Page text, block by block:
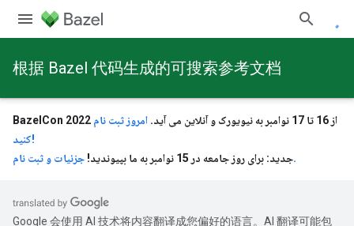
根据 Bazel 代码生成的可搜索参考文档
BazelCon 2022 از 16 تا 17 نوامبر به نیویورک و آنلاین می آید.
امروز ثبت نام
کنید!
جدید: برای روز جامعه در 15 نوامبر به ما بپیوندید!جزئیات و ثبت نام.
Google 会使用 AI 技术将内容翻译成您偏好的语言。AI 翻译可能包